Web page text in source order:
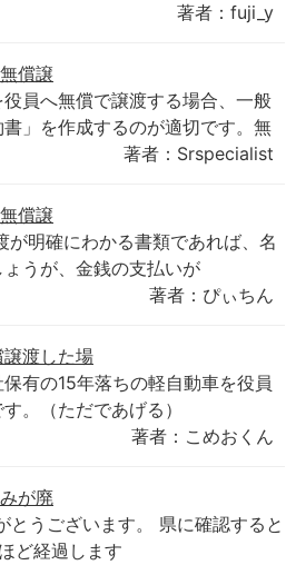
著者：fuji_y
償譲
員へ無償で譲渡する場合、一般
」を作成するのが適切です。無
著者：Srspecialist
償譲
が明確にわかる書類であれば、名
うが、金銭の支払いが
著者：ぴぃちん
渡した場
有の15年落ちの軽自動車を役員
。（ただであげる）
著者：こめおくん
が廃
うございます。 県に確認すると
ど経過します